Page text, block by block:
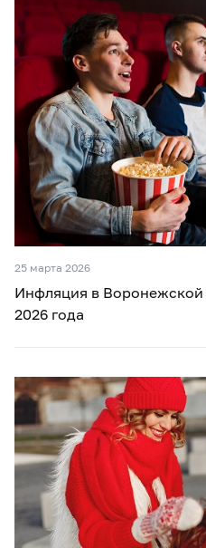
25 марта 2026
Инфляция в Воронежской
2026 года